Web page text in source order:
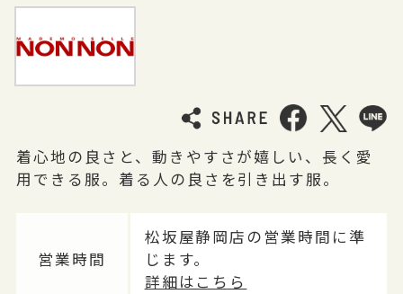
着心地の良さと、動きやすさが嬉しい、長く愛
用できる服。着る人の良さを引き出す服。
営業時間
松坂屋静岡店の営業時間に準
じます。
詳細はこちら